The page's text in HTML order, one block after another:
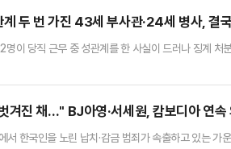
계 두 번 가진 43세 부사관·24세 병사, 결국
명이 당직 근무 중 성관계를 한 사실이 드러나 징계
과 4일 당직 근무 중 부대에서 성관계를 가진 것으
겨진 채…" BJ아영·서세원, 캄보디아 연속
서 한국인을 노린 납치·감금 범죄가 속출하고 있는